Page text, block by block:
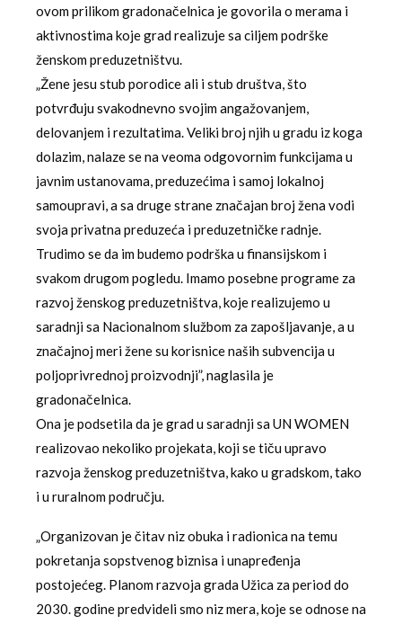
ovom prilikom gradonačelnica je govorila o merama i
aktivnostima koje grad realizuje sa ciljem podrške
ženskom preduzetništvu.
„Žene jesu stub porodice ali i stub društva, što
potvrđuju svakodnevno svojim angažovanjem,
delovanjem i rezultatima. Veliki broj njih u gradu iz koga
dolazim, nalaze se na veoma odgovornim funkcijama u
javnim ustanovama, preduzećima i samoj lokalnoj
samoupravi, a sa druge strane značajan broj žena vodi
svoja privatna preduzeća i preduzetničke radnje.
Trudimo se da im budemo podrška u finansijskom i
svakom drugom pogledu. Imamo posebne programe za
razvoj ženskog preduzetništva, koje realizujemo u
saradnji sa Nacionalnom službom za zapošljavanje, a u
značajnoj meri žene su korisnice naših subvencija u
poljoprivrednoj proizvodnji”, naglasila je
gradonačelnica.
Ona je podsetila da je grad u saradnji sa UN WOMEN
realizovao nekoliko projekata, koji se tiču upravo
razvoja ženskog preduzetništva, kako u gradskom, tako
i u ruralnom području.
„Organizovan je čitav niz obuka i radionica na temu
pokretanja sopstvenog biznisa i unapređenja
postojećeg. Planom razvoja grada Užica za period do
2030. godine predvideli smo niz mera, koje se odnose na